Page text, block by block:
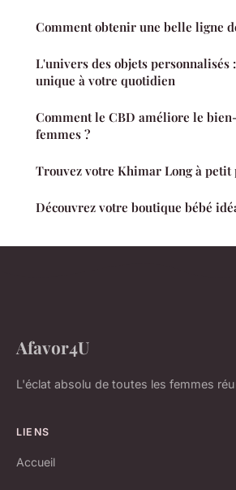
Comment obtenir une belle ligne
L'univers des objets personnalisés
unique à votre quotidien
Comment le CBD améliore le
femmes ?
Trouvez votre Khimar Long à
Découvrez votre boutique bébé
Afavor4U
L'éclat absolu de toutes les femmes
LIENS
Accueil